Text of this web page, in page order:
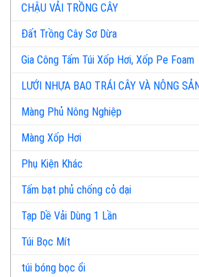
CHẬU VẢI TRỒNG CÂY
Đất Trồng Cây Sơ Dừa
Gia Công Tấm Túi Xốp Hơi, Xốp Pe Foam
LƯỚI NHỰA BAO TRÁI CÂY VÀ NÔNG
Màng Phủ Nông Nghiệp
Màng Xốp Hơi
Phụ Kiện Khác
Tấm bạt phủ chống cỏ dại
Tạp Dề Vải Dùng 1 Lần
Túi Bọc Mít
túi bóng bọc ổi